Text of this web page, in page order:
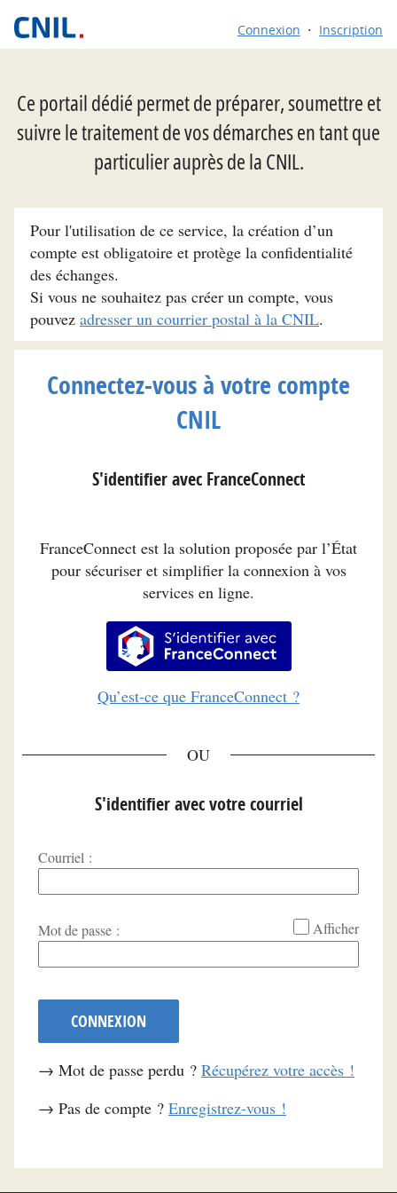
Connexion Inscription
Ce portail dédié permet de préparer, soumettre et
suivre le traitement de vos démarches en tant que
particulier auprès de la CNIL.
Pour l'utilisation de ce service, la création d’un
compte est obligatoire et protège la confidentialité
des échanges.
Si vous ne souhaitez pas créer un compte, vous
pouvez adresser un courrier postal à la CNIL.
Connectez-vous à votre compte
CNIL
S'identifier avec FranceConnect
FranceConnect est la solution proposée par l’État
pour sécuriser et simplifier la connexion à vos
services en ligne.
S’identifier avec
Qu’est-ce que FranceConnect ?
S'identifier avec votre courriel
Courriel :
Mot de passe : Afficher
CONNEXION
→ Mot de passe perdu ? Récupérez votre accès !
→ Pas de compte ? Enregistrez-vous !